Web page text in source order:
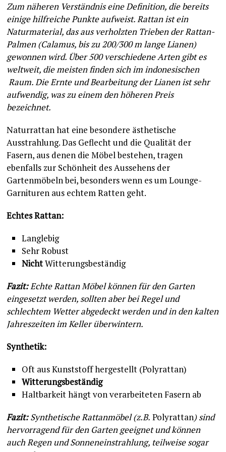
Zum näheren Verständnis eine Definition, die bereits
einige hilfreiche Punkte aufweist. Rattan ist ein
Naturmaterial, das aus verholzten Trieben der Rattan-
Palmen (Calamus, bis zu 200/300 m lange Lianen)
gewonnen wird. Über 500 verschiedene Arten gibt es
weltweit, die meisten finden sich im indonesischen
Raum. Die Ernte und Bearbeitung der Lianen ist sehr
aufwendig, was zu einem den höheren Preis
bezeichnet.
Naturrattan hat eine besondere ästhetische
Ausstrahlung. Das Geflecht und die Qualität der
Fasern, aus denen die Möbel bestehen, tragen
ebenfalls zur Schönheit des Aussehens der
Gartenmöbeln bei, besonders wenn es um Lounge-
Garnituren aus echtem Ratten geht.
Echtes Rattan:
Langlebig
Sehr Robust
NichtWitterungsbeständig
Fazit: Echte Rattan Möbel können für den Garten
eingesetzt werden, sollten aber bei Regel und
schlechtem Wetter abgedeckt werden und in den kalten
Jahreszeiten im Keller überwintern.
Synthetik:
Oft aus Kunststoff hergestellt (Polyrattan)
Witterungsbeständig
Haltbarkeit hängt von verarbeiteten Fasern ab
Fazit:Synthetische Rattanmöbel (z.B. Polyrattan) sind
hervorragend für den Garten geeignet und können
auch Regen und Sonneneinstrahlung, teilweise sogar